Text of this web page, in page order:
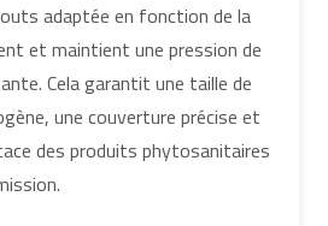
adaptée en fonction de la
et maintient une pression de
Cela garantit une taille de
une couverture précise et
des produits phytosanitaires